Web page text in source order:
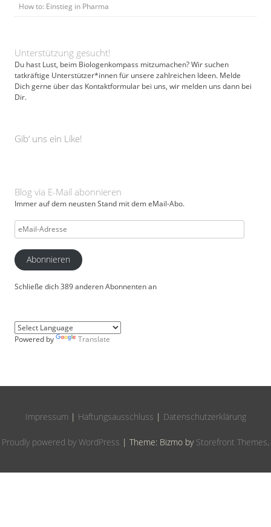
How to: Einstieg in Pharma
Unterstützung gesucht!
Du hast Lust, beim Biologenkompass mitzumachen? Wir suchen
tatkräftige Unterstützer*innen für unsere zahlreichen Ideen. Melde
Dich gerne über das Kontaktformular bei uns, wir melden uns dann bei
Dir.
Gib‘ uns ein Like!
Blog via E-Mail abonnieren
Immer auf dem neusten Stand mit dem eMail-Abo.
eMail-
Adresse
Abonnieren
Schließe dich 389 anderen Abonnenten an
Powered by Translate
Impressum | Haftungsausschluss | Datenschutzerklärung
Proudly powered by WordPress | Theme: Bizmo by Storefront Themes.